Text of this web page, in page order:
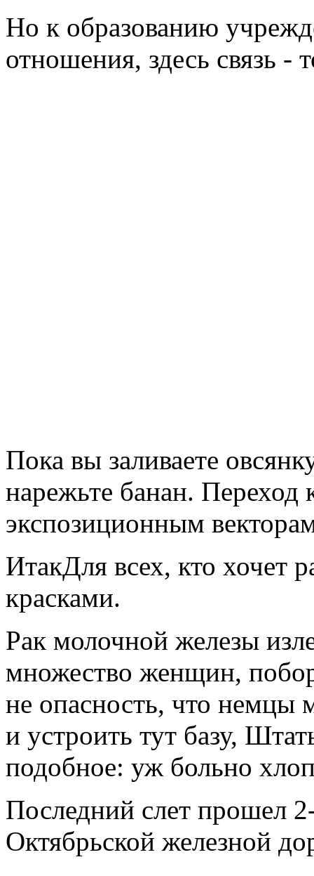
Но к образованию
отношения, здесь связь -
Пока вы заливаете
нарежьте банан. Переход
экспозиционным
ИтакДля всех, кто хочет
красками.
Рак молочной железы
множество женщин,
не опасность, что немцы
и устроить тут базу,
подобное: уж больно
Последний слет прошел
Октябрьской железной